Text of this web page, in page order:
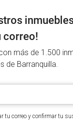
correo!
más de 1.500
de Barranquilla.
tu correo y confirmar tu